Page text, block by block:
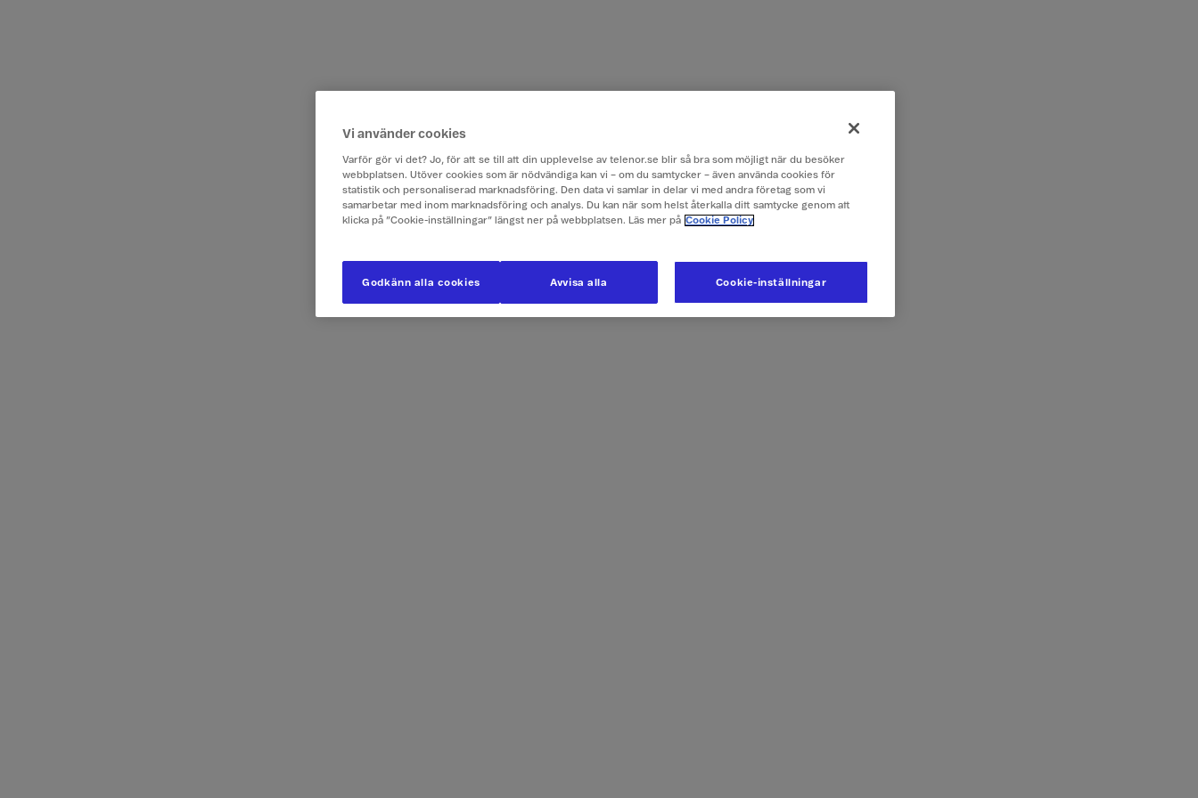
Vi använder cookies
Varför gör vi det? Jo, för att se till att din upplevelse av telenor.se blir så bra som möjligt när du besöker
webbplatsen. Utöver cookies som är nödvändiga kan vi – om du samtycker – även använda cookies för
statistik och personaliserad marknadsföring. Den data vi samlar in delar vi med andra företag som vi
samarbetar med inom marknadsföring och analys. Du kan när som helst återkalla ditt samtycke genom att
klicka på ”Cookie-inställningar” längst ner på webbplatsen. Läs mer på Cookie Policy
Cookie-inställningar
Avvisa alla
Godkänn alla cookies